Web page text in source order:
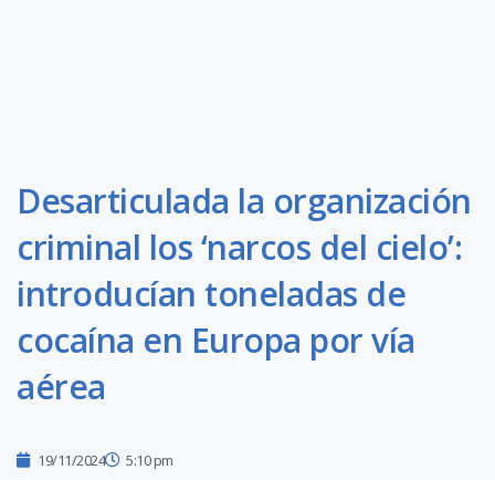
Desarticulada la organización
criminal los ‘narcos del cielo’:
introducían toneladas de
cocaína en Europa por vía
aérea
19/11/2024 5:10 pm